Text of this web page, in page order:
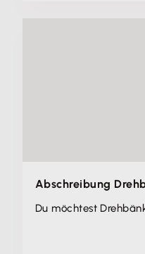
Abschreibung
Du möchtest